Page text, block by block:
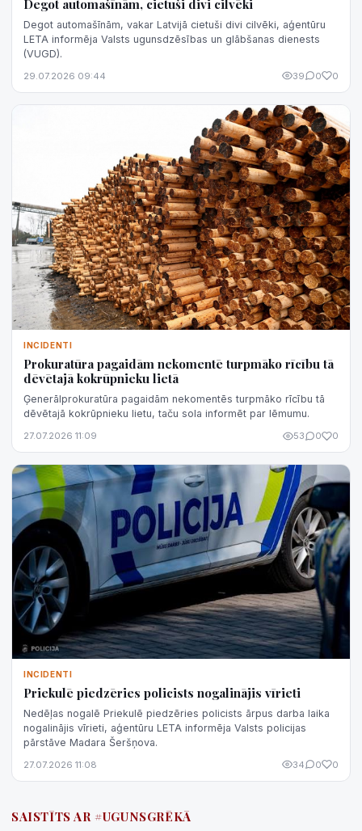
Degot automašīnām, cietuši divi cilvēki
Degot automašīnām, vakar Latvijā cietuši divi cilvēki, aģentūru
LETA informēja Valsts ugunsdzēsības un glābšanas dienests
(VUGD).
29.07.2026 09:44 39 0 0
INCIDENTI
Prokuratūra pagaidām nekomentē turpmāko rīcību tā
dēvētajā kokrūpnieku lietā
Ģenerālprokuratūra pagaidām nekomentēs turpmāko rīcību tā
dēvētajā kokrūpnieku lietu, taču sola informēt par lēmumu.
27.07.2026 11:09 53 0 0
INCIDENTI
Priekulē piedzēries policists nogalinājis vīrieti
Nedēļas nogalē Priekulē piedzēries policists ārpus darba laika
nogalinājis vīrieti, aģentūru LETA informēja Valsts policijas
pārstāve Madara Šeršņova.
27.07.2026 11:08 34 0 0
SAISTĪTS AR #UGUNSGRĒKĀ